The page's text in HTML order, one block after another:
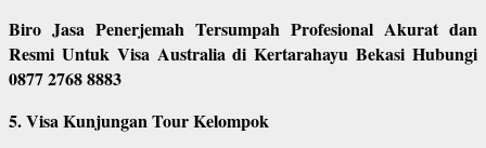
Biro Jasa Penerjemah Tersumpah Profesional Akurat dan
Resmi Untuk Visa Australia di Kertarahayu Bekasi Hubungi
0877 2768 8883
5. Visa Kunjungan Tour Kelompok